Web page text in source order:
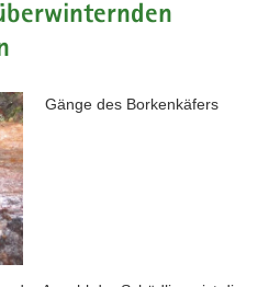
Gänge des Borkenkäfers